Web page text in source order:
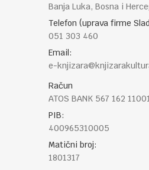
Banja Luka, Bosna i
Telefon (uprava firme
051 303 460
Email:
e-
Račun
ATOS BANK 567 162
PIB:
400965310005
Matični broj:
1801317